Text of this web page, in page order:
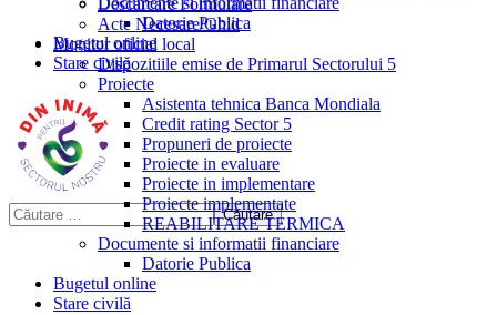
Datorie Publica
Bugetul online
Stare civilă
Descărcare Formulare
Acte Necesare/Ghid
Monitor oficial local
Dispozitiile emise de Primarul Sectorului 5
Proiecte
Asistenta tehnica Banca Mondiala
Credit rating Sector 5
Propuneri de proiecte
Proiecte in evaluare
Proiecte in implementare
Proiecte implementate
REABILITARE TERMICA
Documente si informatii financiare
Datorie Publica
Bugetul online
Stare civilă